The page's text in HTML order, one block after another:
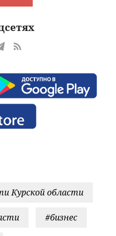
Курской области
#бизнес